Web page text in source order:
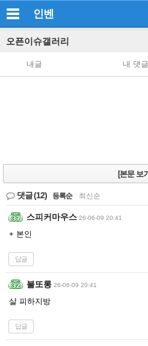
인벤
오픈이슈갤러리
내글 내 댓글
[본문 보
댓글(12) 등록순 최신순
스피커마우스 26-06-09 20:41
+ 본인
답글
불또롱 26-06-09 20:41
살 피하지방
답글